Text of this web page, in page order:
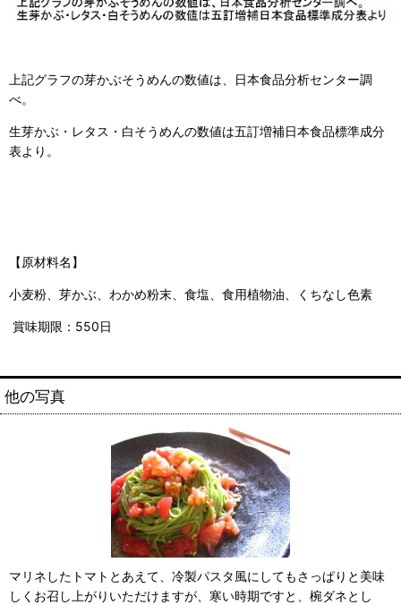
上記グラフの芽かぶそうめんの数値は、日本食品分析センター調
べ。
生芽かぶ・レタス・白そうめんの数値は五訂増補日本食品標準成分
表より。
【原材料名】
小麦粉、芽かぶ、わかめ粉末、食塩、食用植物油、くちなし色素
賞味期限：550日
他の写真
マリネしたトマトとあえて、冷製パスタ風にしてもさっぱりと美味
しくお召し上がりいただけますが、寒い時期ですと、椀ダネとし